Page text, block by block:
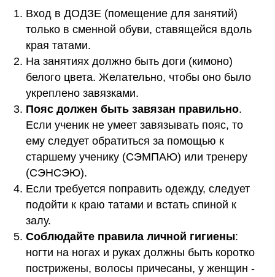
Вход в ДОДЗЕ (помещение для занятий)
только в сменной обуви, ставящейся вдоль
края татами.
На занятиях должно быть доги (кимоно)
белого цвета. Желательно, чтобы оно было
укреплено завязками.
Пояс должен быть завязан правильно.
Если ученик не умеет завязывать пояс, то
ему следует обратиться за помощью к
старшему ученику (СЭМПАЮ) или тренеру
(СЭНСЭЮ).
Если требуется поправить одежду, следует
подойти к краю татами и встать спиной к
залу.
Соблюдайте правила личной гигиены:
ногти на ногах и руках должны быть коротко
пострижены, волосы причесаны, у женщин -